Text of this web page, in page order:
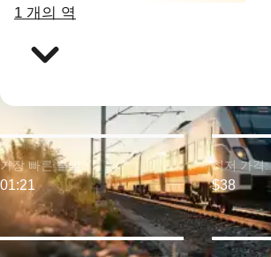
1 개의 역
가장 빠른 출발:
01:21
최저 가격:
$38